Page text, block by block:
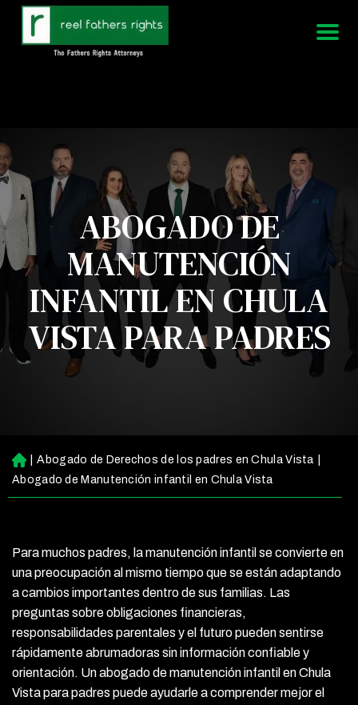
951-339-3826
Estamos disponibles 24/7
ABOGADO DE
MANUTENCIÓN
INFANTIL EN CHULA
VISTA PARA PADRES
Ini
ci
o
Abogado de Derechos de los padres en Chula Vista
Abogado de Manutención infantil en Chula Vista
Para muchos padres, la manutención infantil se convierte en
una preocupación al mismo tiempo que se están adaptando
a cambios importantes dentro de sus familias. Las
preguntas sobre obligaciones financieras,
responsabilidades parentales y el futuro pueden sentirse
rápidamente abrumadoras sin información confiable y
orientación. Un abogado de manutención infantil en Chula
Vista para padres puede ayudarle a comprender mejor el